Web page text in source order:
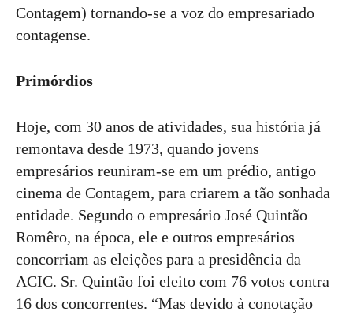
Contagem) tornando-se a voz do empresariado
contagense.
Primórdios
Hoje, com 30 anos de atividades, sua história já
remontava desde 1973, quando jovens
empresários reuniram-se em um prédio, antigo
cinema de Contagem, para criarem a tão sonhada
entidade. Segundo o empresário José Quintão
Romêro, na época, ele e outros empresários
concorriam as eleições para a presidência da
ACIC. Sr. Quintão foi eleito com 76 votos contra
16 dos concorrentes. “Mas devido à conotação